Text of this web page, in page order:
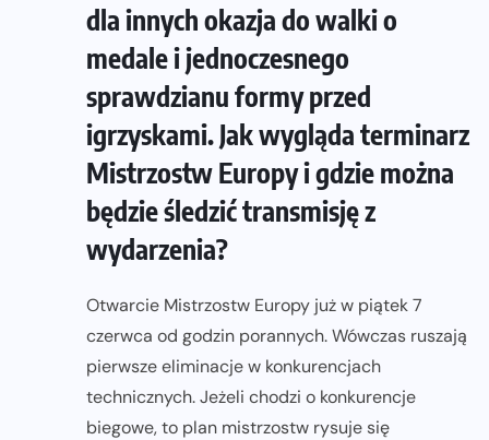
dla innych okazja do walki o
medale i jednoczesnego
sprawdzianu formy przed
igrzyskami. Jak wygląda terminarz
Mistrzostw Europy i gdzie można
będzie śledzić transmisję z
wydarzenia?
Otwarcie Mistrzostw Europy już w piątek 7
czerwca od godzin porannych. Wówczas ruszają
pierwsze eliminacje w konkurencjach
technicznych. Jeżeli chodzi o konkurencje
biegowe, to plan mistrzostw rysuje się